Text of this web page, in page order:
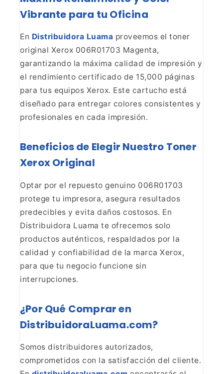
Vibrante para tu Oficina
En Distribuidora Luama proveemos el toner
original Xerox 006R01703 Magenta,
garantizando la máxima calidad de impresión y
el rendimiento certificado de 15,000 páginas
para tus equipos Xerox. Este cartucho está
diseñado para entregar colores consistentes y
profesionales en cada impresión.
Beneficios de Elegir Nuestro Toner
Xerox Original
Optar por el repuesto genuino 006R01703
protege tu impresora, asegura resultados
predecibles y evita daños costosos. En
Distribuidora Luama te ofrecemos solo
productos auténticos, respaldados por la
calidad y confiabilidad de la marca Xerox,
para que tu negocio funcione sin
interrupciones.
¿Por Qué Comprar en
DistribuidoraLuama.com?
Somos distribuidores autorizados,
comprometidos con la satisfacción del cliente.